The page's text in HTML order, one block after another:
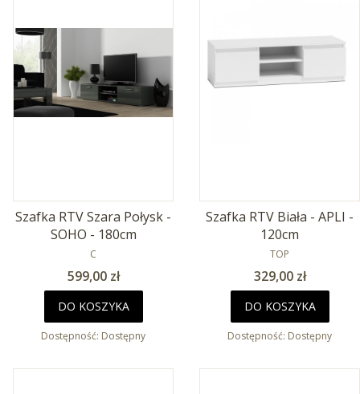
Szafka RTV Szara Połysk -
SOHO - 180cm
PRODUCENT
C
Cena
599,00 zł
DO KOSZYKA
Dostępność: Dostępny
Szafka RTV Biała - APLI -
120cm
PRODUCENT
TOP
Cena
329,00 zł
DO KOSZYKA
Dostępność: Dostępny